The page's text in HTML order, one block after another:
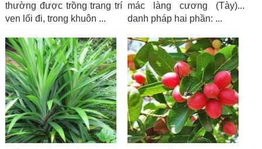
thường được trồng trang trí
ven lối đi, trong khuôn ...
mác làng cương (Tày)...
danh pháp hai phần: ...